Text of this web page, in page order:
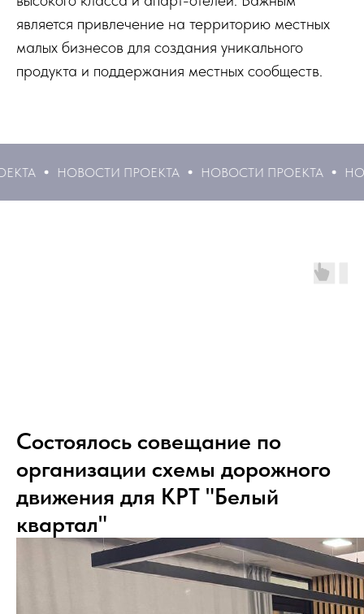
является привлечение на территорию местных
малых бизнесов для создания уникального
продукта и поддержания местных сообществ.
НОВОСТИ ПРОЕКТА НОВОСТИ ПРОЕКТА
Состоялось совещание по
организации схемы дорожного
движения для КРТ "Белый
квартал"